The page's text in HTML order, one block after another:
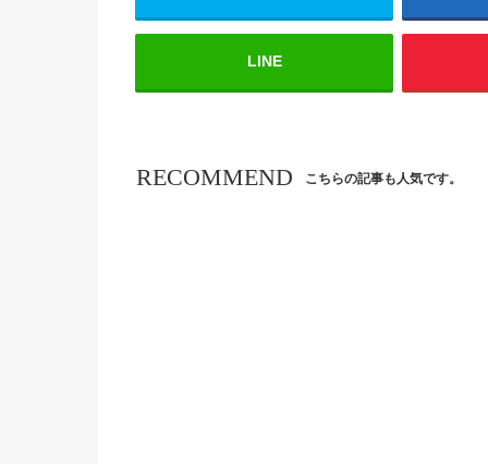
LINE
RECOMMEND こちらの記事も人気です。